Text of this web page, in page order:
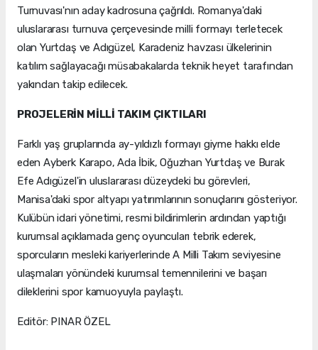
Turnuvası'nın aday kadrosuna çağrıldı. Romanya'daki
uluslararası turnuva çerçevesinde milli formayı terletecek
olan Yurtdaş ve Adıgüzel, Karadeniz havzası ülkelerinin
katılım sağlayacağı müsabakalarda teknik heyet tarafından
yakından takip edilecek.
PROJELERİN MİLLİ TAKIM ÇIKTILARI
Farklı yaş gruplarında ay-yıldızlı formayı giyme hakkı elde
eden Ayberk Karapo, Ada İbik, Oğuzhan Yurtdaş ve Burak
Efe Adıgüzel'in uluslararası düzeydeki bu görevleri,
Manisa'daki spor altyapı yatırımlarının sonuçlarını gösteriyor.
Kulübün idari yönetimi, resmi bildirimlerin ardından yaptığı
kurumsal açıklamada genç oyuncuları tebrik ederek,
sporcuların mesleki kariyerlerinde A Milli Takım seviyesine
ulaşmaları yönündeki kurumsal temennilerini ve başarı
dileklerini spor kamuoyuyla paylaştı.
Editör: PINAR ÖZEL